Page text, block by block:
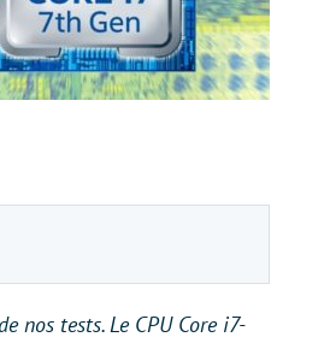
nos tests. Le CPU Core i7-